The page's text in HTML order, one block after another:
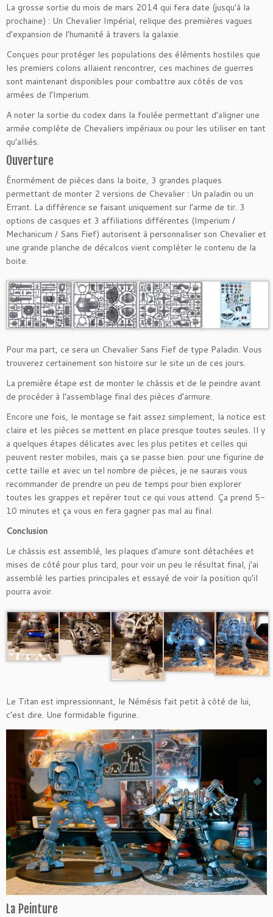
La grosse sortie du mois de mars 2014 qui fera date (jusqu’à la
prochaine) : Un Chevalier Impérial, relique des premières vagues
d’expansion de l’humanité à travers la galaxie.
Conçues pour protéger les populations des éléments hostiles que
les premiers colons allaient rencontrer, ces machines de guerres
sont maintenant disponibles pour combattre aux côtés de vos
armées de l’Imperium.
A noter la sortie du codex dans la foulée permettant d’aligner une
armée complète de Chevaliers impériaux ou pour les utiliser en tant
qu’alliés.
Ouverture
Énormément de pièces dans la boite, 3 grandes plaques
permettant de monter 2 versions de Chevalier : Un paladin ou un
Errant. La différence se faisant uniquement sur l’arme de tir. 3
options de casques et 3 affiliations différentes (Imperium /
Mechanicum / Sans Fief) autorisent à personnaliser son Chevalier et
une grande planche de décalcos vient compléter le contenu de la
boite.
Pour ma part, ce sera un Chevalier Sans Fief de type Paladin. Vous
trouverez certainement son histoire sur le site un de ces jours.
La première étape est de monter le châssis et de le peindre avant
de procéder à l’assemblage final des pièces d’armure.
Encore une fois, le montage se fait assez simplement, la notice est
claire et les pièces se mettent en place presque toutes seules. Il y
a quelques étapes délicates avec les plus petites et celles qui
peuvent rester mobiles, mais ça se passe bien. pour une figurine de
cette taille et avec un tel nombre de pièces, je ne saurais vous
recommander de prendre un peu de temps pour bien explorer
toutes les grappes et repérer tout ce qui vous attend. Ça prend 5-
10 minutes et ça vous en fera gagner pas mal au final.
Conclusion
Le châssis est assemblé, les plaques d’amure sont détachées et
mises de côté pour plus tard, pour voir un peu le résultat final, j’ai
assemblé les parties principales et essayé de voir la position qu’il
pourra avoir.
Le Titan est impressionnant, le Némésis fait petit à côté de lui,
c’est dire. Une formidable figurine.
La Peinture